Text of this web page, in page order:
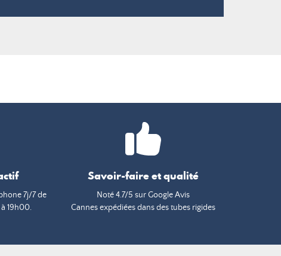
7j/7 de
19h00.
Savoir-faire et qualité
Noté 4.7/5 sur Google Avis
Cannes expédiées dans des tubes rigides